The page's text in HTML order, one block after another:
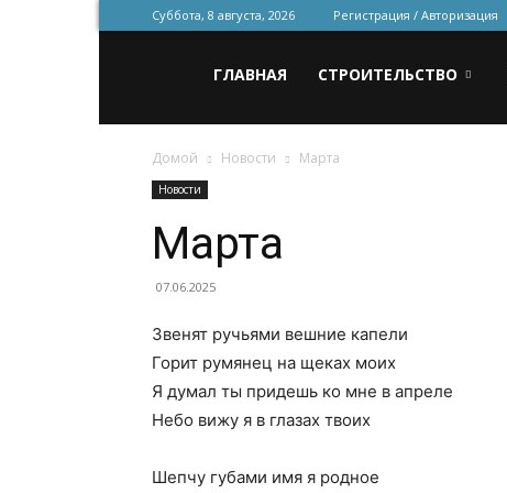
Суббота, 8 августа, 2026 Регистрация / Авторизация
для
строительства
и
ремонта
ГЛАВНАЯ СТРОИТЕЛЬСТВО
Домой Новости Марта
Новости
Марта
07.06.2025
Звенят ручьями вешние капели
Горит румянец на щеках моих
Я думал ты придешь ко мне в апреле
Небо вижу я в глазах твоих
Шепчу губами имя я родное